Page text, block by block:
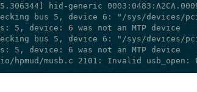
musb.c 2101: Invalid usb_open: